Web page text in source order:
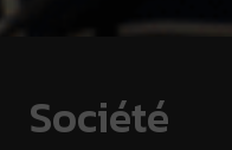
Société